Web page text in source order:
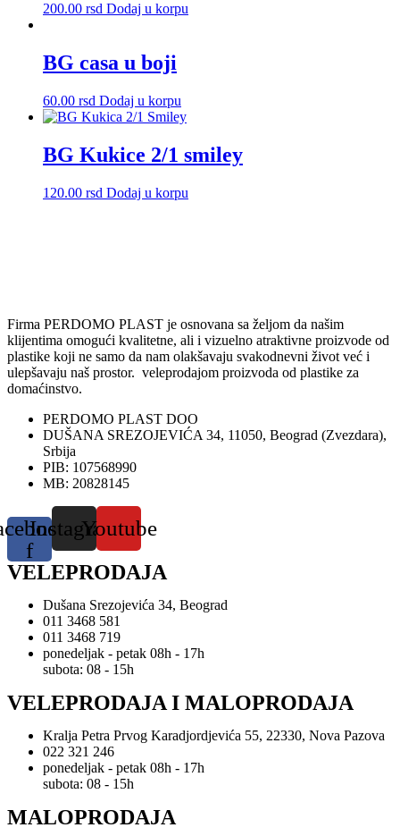
200.00 rsd Dodaj u korpu
BG casa u boji
60.00 rsd Dodaj u korpu
BG Kukice 2/1 smiley
120.00 rsd Dodaj u korpu
Firma PERDOMO PLAST je osnovana sa željom da našim
klijentima omogući kvalitetne, ali i vizuelno atraktivne proizvode od
plastike koji ne samo da nam olakšavaju svakodnevni život već i
ulepšavaju naš prostor. veleprodajom proizvoda od plastike za
domaćinstvo.
PERDOMO PLAST DOO
DUŠANA SREZOJEVIĆA 34, 11050, Beograd (Zvezdara),
Srbija
PIB: 107568990
MB: 20828145
f
InstagramYoutube
VELEPRODAJA
Dušana Srezojevića 34, Beograd
011 3468 581
011 3468 719
ponedeljak - petak 08h - 17h
subota: 08 - 15h
VELEPRODAJA I MALOPRODAJA
Kralja Petra Prvog Karadjordjevića 55, 22330, Nova Pazova
022 321 246
ponedeljak - petak 08h - 17h
subota: 08 - 15h
MALOPRODAJA